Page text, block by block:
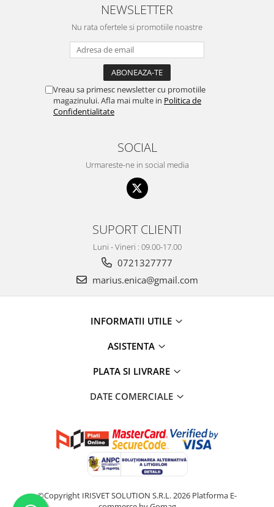
NEWSLETTER
Nu rata ofertele si promotiile noastre
Vreau sa primesc newsletter cu promotiile
magazinului. Afla mai multe in Politica de
Confidentialitate
SOCIAL
Urmareste-ne in social media
SUPORT CLIENTI
Luni - Vineri : 09.00-17.00
0721327777
marius.enica@gmail.com
INFORMATII UTILE
ASISTENTA
PLATA SI LIVRARE
DATE COMERCIALE
©Copyright IRISVET SOLUTION S.R.L. 2026 Platforma E-